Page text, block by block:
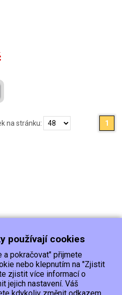
na stránku: 1
Kontakt/Reklamace
používají cookies
a pokračovat" přijmete
nebo klepnutím na "Zjistit
zjistit více informací o
jejich nastavení. Váš